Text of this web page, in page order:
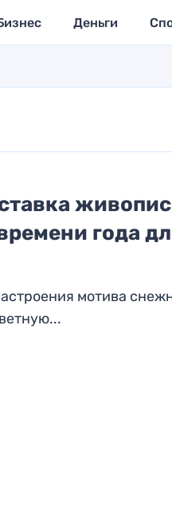
Деньги
года
мотива